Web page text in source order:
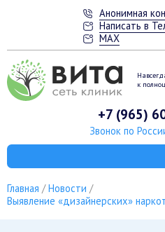
Анонимная
Написать в
MAX
к
+7 (965)
Звонок по
Главная
Новости
Выявление «дизайнерских»